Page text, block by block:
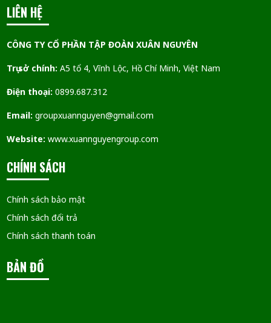
LIÊN HỆ
CÔNG TY CỔ PHẦN TẬP ĐOÀN XUÂN NGUYÊN
Trụ sở chính: A5 tổ 4, Vĩnh Lộc, Hồ Chí Minh, Việt Nam
Điện thoại: 0899.687.312
Email: groupxuannguyen@gmail.com
Website: www.xuannguyengroup.com
CHÍNH SÁCH
Chính sách bảo mật
Chính sách đổi trả
Chính sách thanh toán
BẢN ĐỒ